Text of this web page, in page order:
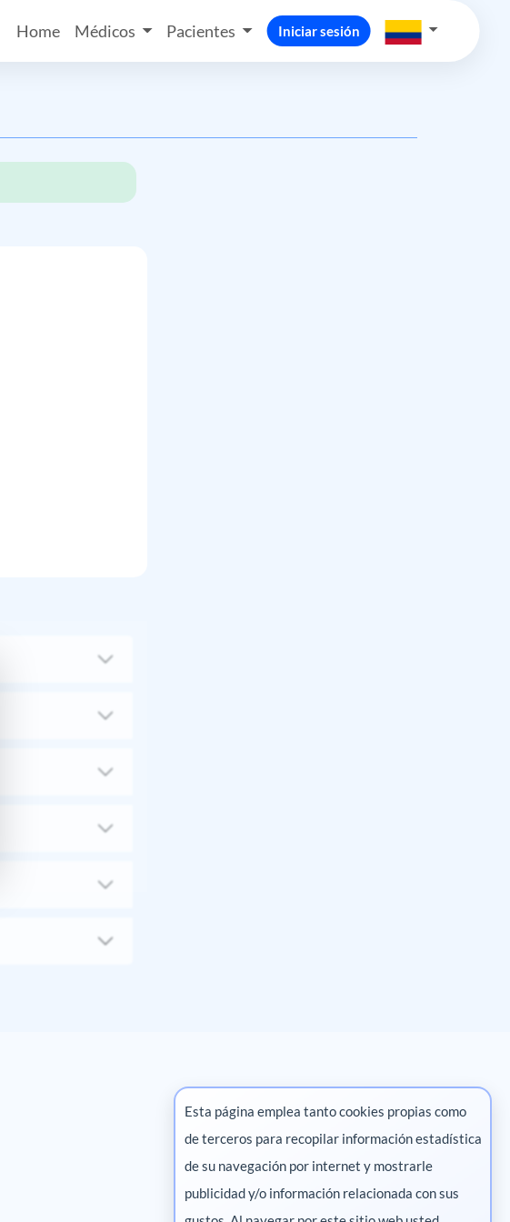
Home Médicos Pacientes Iniciar sesión
Marketing digital
Pharma
Esta página emplea tanto cookies propias como
de terceros para recopilar información estadística
de su navegación por internet y mostrarle
publicidad y/o información relacionada con sus